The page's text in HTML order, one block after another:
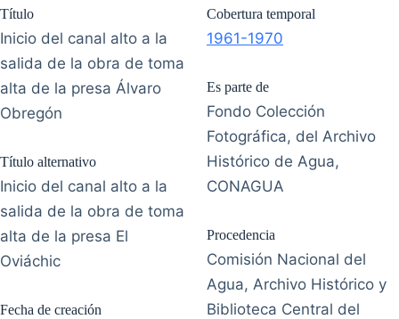
Título
Inicio del canal alto a la
salida de la obra de toma
alta de la presa Álvaro
Obregón
Título alternativo
Inicio del canal alto a la
salida de la obra de toma
alta de la presa El
Oviáchic
Fecha de creación
Cobertura temporal
1961-1970
Es parte de
Fondo Colección
Fotográfica, del Archivo
Histórico de Agua,
CONAGUA
Procedencia
Comisión Nacional del
Agua, Archivo Histórico y
Biblioteca Central del